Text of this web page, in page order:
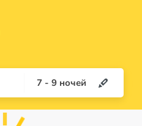
7 - 9 ночей